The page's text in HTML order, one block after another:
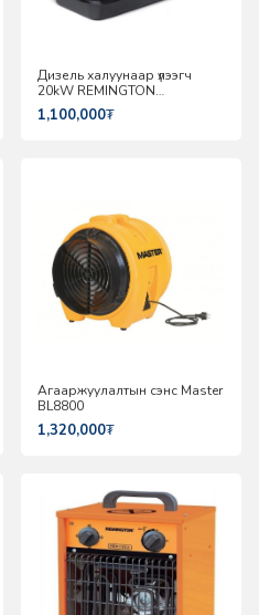
Дизель халуунаар үлээгч
20kW REMINGTON
REM12CEC
1,100,000₮
Агааржуулалтын сэнс Master
BL8800
1,320,000₮